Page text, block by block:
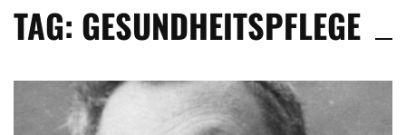
TAG: GESUNDHEITSPFLEGE